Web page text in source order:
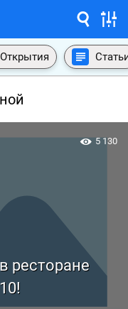
Открытия
ресторане
5 130